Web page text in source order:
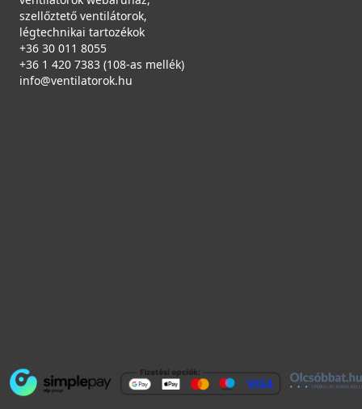
szellőztető ventilátorok,
légtechnikai tartozékok
+36 30 011 8055
+36 1 420 7383 (108-as mellék)
info@ventilatorok.hu